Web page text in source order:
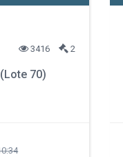
3416 2
70)